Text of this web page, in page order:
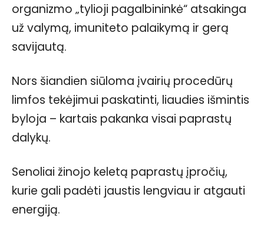
organizmo „tylioji pagalbininkė“ atsakinga
už valymą, imuniteto palaikymą ir gerą
savijautą.
Nors šiandien siūloma įvairių procedūrų
limfos tekėjimui paskatinti, liaudies išmintis
byloja – kartais pakanka visai paprastų
dalykų.
Senoliai žinojo keletą paprastų įpročių,
kurie gali padėti jaustis lengviau ir atgauti
energiją.